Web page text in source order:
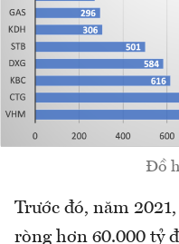
Đồ
Trước đó, năm
ròng hơn 60.000 tỷ